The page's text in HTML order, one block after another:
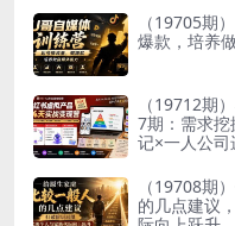
（19705期
爆款，培养
（19712期
7期：需求
记×一人公
（19708期
的几点建议